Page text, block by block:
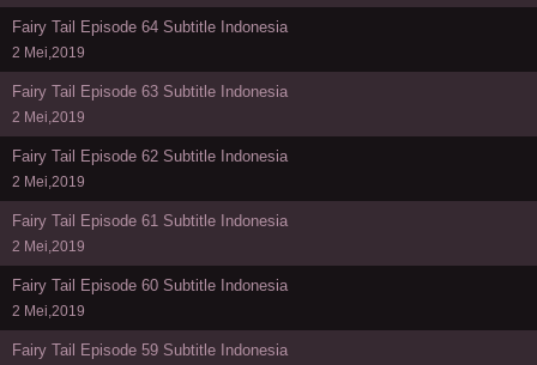
Fairy Tail Episode 64 Subtitle Indonesia
2 Mei,2019
Fairy Tail Episode 63 Subtitle Indonesia
2 Mei,2019
Fairy Tail Episode 62 Subtitle Indonesia
2 Mei,2019
Fairy Tail Episode 61 Subtitle Indonesia
2 Mei,2019
Fairy Tail Episode 60 Subtitle Indonesia
2 Mei,2019
Fairy Tail Episode 59 Subtitle Indonesia